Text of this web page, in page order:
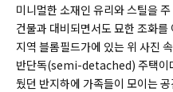
미니멀한 소재인 유리와 스틸을
건물과 대비되면서도 묘한 조화
지역 블롬필드가에 있는 위 사진
반단독(semi-detached) 주택이
뒀던 반지하에 가족들이 모이는